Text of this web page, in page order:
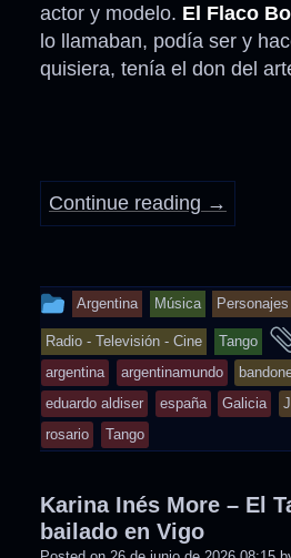
actor y modelo. El Flaco
lo llamaban, podía ser y
quisiera, tenía el don del
Continue reading →
This
entry
was
posted
in
Argentina Música Personajes
Radio - Televisión - Cine Tango
argentina
argentinamundo
eduardo aldiser
españa Galicia
rosario
Tango
Karina Inés More – El
bailado en Vigo